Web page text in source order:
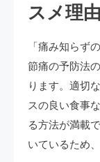
スメ理
「痛み知らず
節痛の予防法
ります。適切
スの良い食事
る方法が満載
いているため